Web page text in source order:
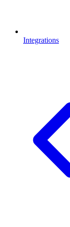
Integrations